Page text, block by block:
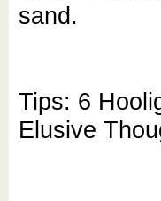
sand.
Tips: 6
Elusive